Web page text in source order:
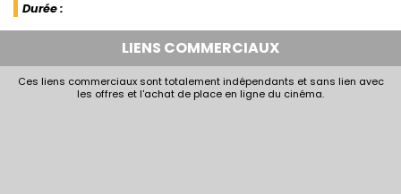
Durée :
LIENS COMMERCIAUX
Ces liens commerciaux sont totalement indépendants et sans lien avec
les offres et l'achat de place en ligne du cinéma.